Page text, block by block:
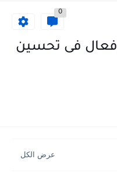
0
فعال فى تحسين